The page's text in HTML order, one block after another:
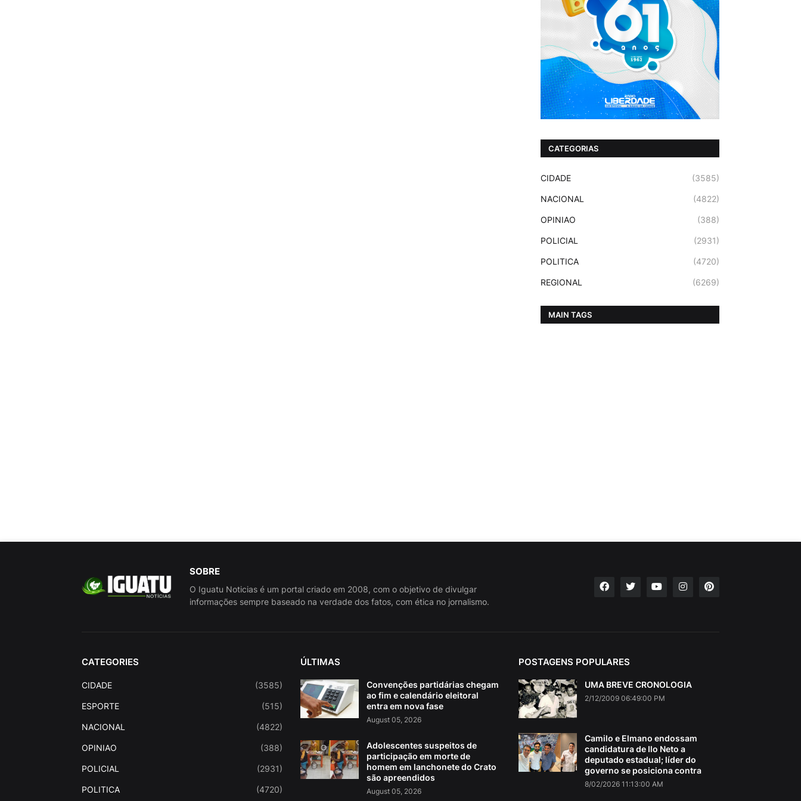
CATEGORIAS
CIDADE (3585)
NACIONAL (4822)
OPINIAO (388)
POLICIAL (2931)
POLITICA (4720)
REGIONAL (6269)
MAIN TAGS
SOBRE
O Iguatu Noticias é um portal criado em 2008, com o objetivo de divulgar
informações sempre baseado na verdade dos fatos, com ética no jornalismo.
CATEGORIES
CIDADE (3585)
ESPORTE (515)
NACIONAL (4822)
OPINIAO (388)
POLICIAL (2931)
POLITICA (4720)
ÚLTIMAS
Convenções partidárias chegam
ao fim e calendário eleitoral
entra em nova fase
August 05, 2026
Adolescentes suspeitos de
participação em morte de
homem em lanchonete do Crato
são apreendidos
August 05, 2026
POSTAGENS POPULARES
UMA BREVE CRONOLOGIA
2/12/2009 06:49:00 PM
Camilo e Elmano endossam
candidatura de Ilo Neto a
deputado estadual; líder do
governo se posiciona contra
8/02/2026 11:13:00 AM